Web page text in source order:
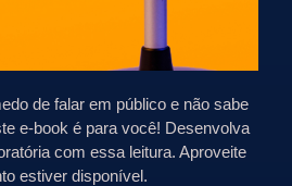
de falar em público e não sabe
e-book é para você! Desenvolva
com essa leitura. Aproveite
estiver disponível.